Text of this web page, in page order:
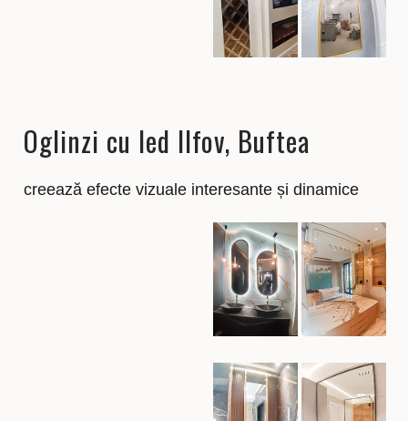
Oglinzi cu led Ilfov, Buftea
creează efecte vizuale interesante și dinamice